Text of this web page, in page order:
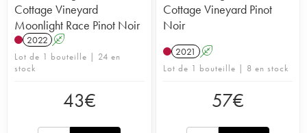
Cottage Vineyard
Moonlight Race Pinot Noir
2022 A
Lot de 1 bouteille | 24 en
stock
43€
Cottage Vineyard Pinot
Noir
2021 A
Lot de 1 bouteille | 8 en stock
57€